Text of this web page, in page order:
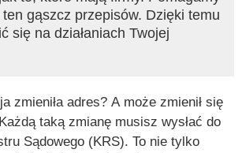
gąszcz przepisów. Dzięki temu
się na działaniach Twojej
zmieniła adres? A może zmienił się
taką zmianę musisz wysłać do
Sądowego (KRS). To nie tylko